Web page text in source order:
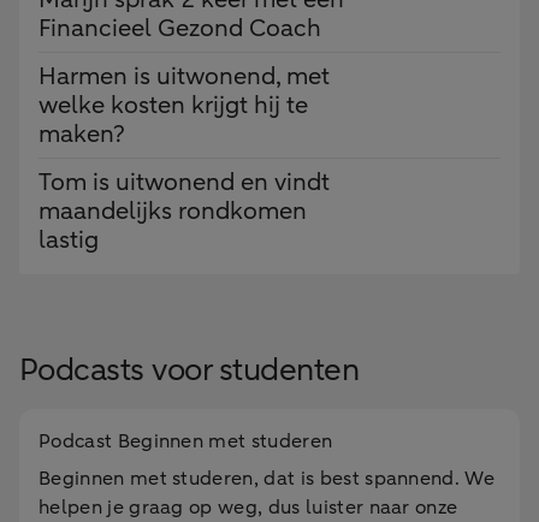
Financieel Gezond Coach
Harmen is uitwonend, met
welke kosten krijgt hij te
maken?
Tom is uitwonend en vindt
maandelijks rondkomen
lastig
Podcasts voor studenten
Podcast Beginnen met studeren
Beginnen met studeren, dat is best spannend. We
helpen je graag op weg, dus luister naar onze